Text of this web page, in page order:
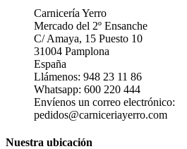
Carnicería Yerro
Mercado del 2º Ensanche
C/ Amaya, 15 Puesto 10
31004 Pamplona
España
Llámenos: 948 23 11 86
Whatsapp: 600 220 444
Envíenos un correo electrónico:
pedidos@carniceriayerro.com
Nuestra ubicación